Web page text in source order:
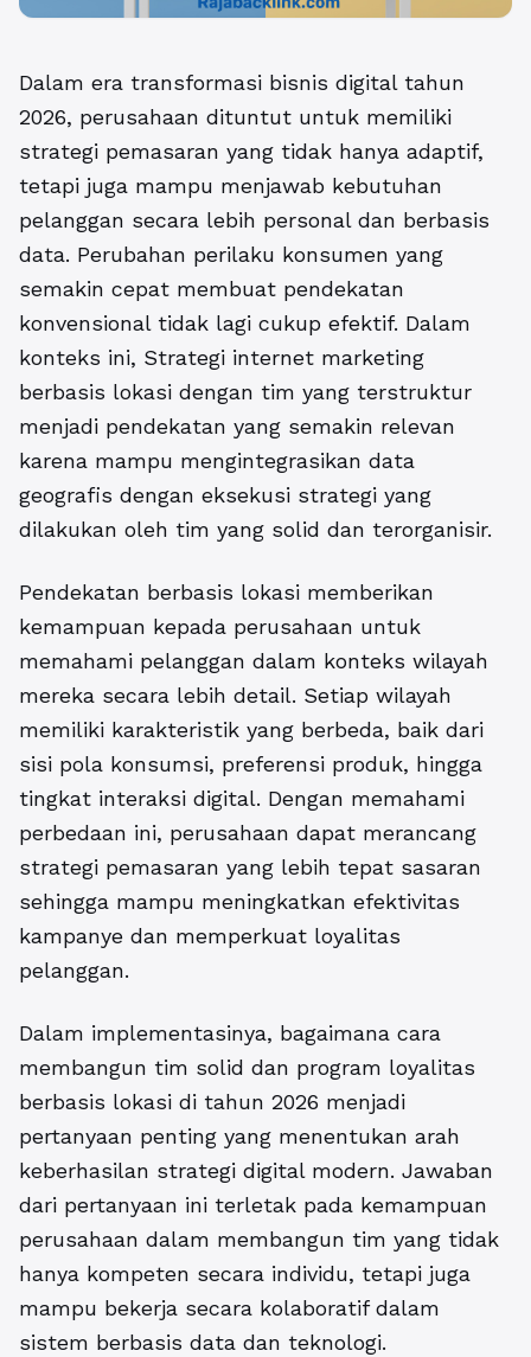
Dalam era transformasi bisnis digital tahun
2026, perusahaan dituntut untuk memiliki
strategi pemasaran yang tidak hanya adaptif,
tetapi juga mampu menjawab kebutuhan
pelanggan secara lebih personal dan berbasis
data. Perubahan perilaku konsumen yang
semakin cepat membuat pendekatan
konvensional tidak lagi cukup efektif. Dalam
konteks ini, Strategi internet marketing
berbasis lokasi dengan tim yang terstruktur
menjadi pendekatan yang semakin relevan
karena mampu mengintegrasikan data
geografis dengan eksekusi strategi yang
dilakukan oleh tim yang solid dan terorganisir.
Pendekatan berbasis lokasi memberikan
kemampuan kepada perusahaan untuk
memahami pelanggan dalam konteks wilayah
mereka secara lebih detail. Setiap wilayah
memiliki karakteristik yang berbeda, baik dari
sisi pola konsumsi, preferensi produk, hingga
tingkat interaksi digital. Dengan memahami
perbedaan ini, perusahaan dapat merancang
strategi pemasaran yang lebih tepat sasaran
sehingga mampu meningkatkan efektivitas
kampanye dan memperkuat loyalitas
pelanggan.
Dalam implementasinya, bagaimana cara
membangun tim solid dan program loyalitas
berbasis lokasi di tahun 2026 menjadi
pertanyaan penting yang menentukan arah
keberhasilan strategi digital modern. Jawaban
dari pertanyaan ini terletak pada kemampuan
perusahaan dalam membangun tim yang tidak
hanya kompeten secara individu, tetapi juga
mampu bekerja secara kolaboratif dalam
sistem berbasis data dan teknologi.